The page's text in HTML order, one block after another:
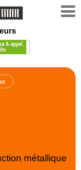
métallique